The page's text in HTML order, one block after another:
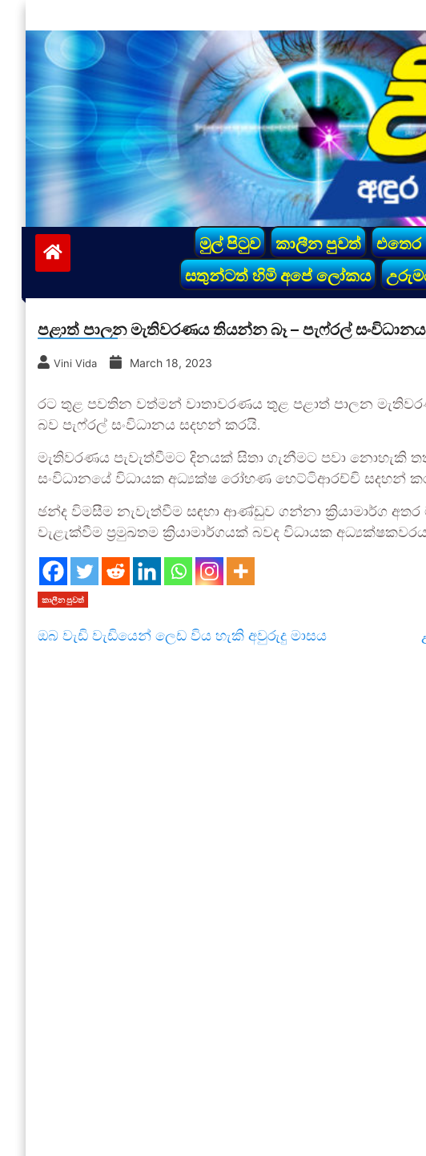
to
content
vinivida.lk
මුල් පිටුව කාලීන පුවත් එතෙර
සතුන්ටත් හිමි අපේ ලෝකය
පළාත් පාලන මැතිවරණය තියන්න බෑ – පැෆ්රල් සංවිධානය
Vini Vida March 18, 2023
රට තුළ පවතින වත්මන් වාතාවරණය තුළ පළාත් පාලන
බව පැෆ්රල් සංවිධානය සදහන් කරයි.
මැතිවරණය පැවැත්වීමට දිනයක් සිතා ගැනීමට පවා නොහැකි
සංවිධානයේ විධායක අධ්‍යක්ෂ රෝහණ හෙට්ටිආරච්චි සදහන්
ඡන්ද විමසීම නැවැත්වීම සඳහා ආණ්ඩුව ගන්නා ක්‍රියාමාර්ග
වැළැක්වීම ප්‍රමුඛතම ක්‍රියාමාර්ගයක් බවද විධායක
කාලීන පුවත්
ඔබ වැඩි වැඩියෙන් ලෙඩ විය හැකි අවුරුදු මාසය